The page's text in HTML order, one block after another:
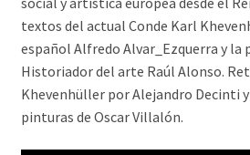
textos del actual Conde Karl
español Alfredo Alvar_Ezquerra y la
Historiador del arte Raúl Alonso.
Khevenhüller por Alejandro Decinti
pinturas de Oscar Villalón.